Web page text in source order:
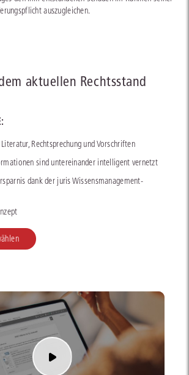
auszugleichen.
aktuellen Rechtsstand
Rechtsprechung und Vorschriften
sind untereinander intelligent vernetzt
dank der juris Wissensmanagement-